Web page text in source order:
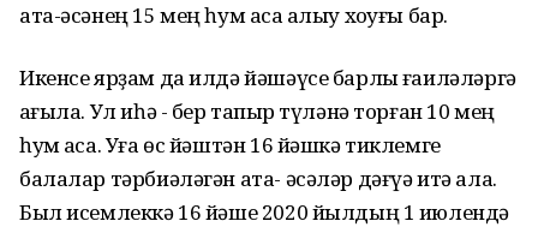
ата-әсәнең 15 мең һум аҡса алыу хоҡуғы бар.
Икенсе ярҙам да илдә йәшәүсе барлыҡ ғаиләләргә
ҡағыла. Ул иһә - бер тапҡыр түләнә торған 10 мең
һум аҡса. Уға өс йәштән 16 йәшкә тиклемге
балалар тәрбиәләгән ата- әсәләр дәғүә итә ала.
Был исемлеккә 16 йәше 2020 йылдың 1 июлендә